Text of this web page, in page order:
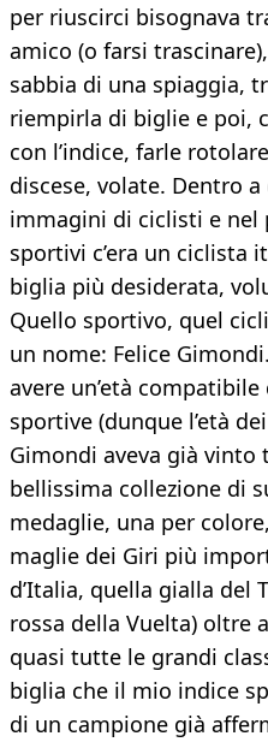
per riuscirci bisognava
amico (o farsi
sabbia di una spiaggia,
riempirla di biglie e poi,
con l’indice, farle
discese, volate. Dentro a
immagini di ciclisti e nel
sportivi c’era un ciclista
biglia più desiderata,
Quello sportivo, quel
un nome: Felice
avere un’età
sportive (dunque l’età
Gimondi aveva già vinto
bellissima collezione di
medaglie, una per
maglie dei Giri più
d’Italia, quella gialla del
rossa della Vuelta) oltre
quasi tutte le grandi
biglia che il mio indice
di un campione già